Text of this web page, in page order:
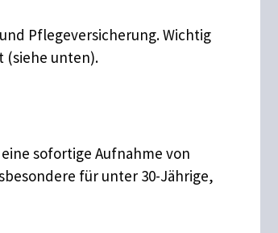
Pflegeversicherung. Wichtig
(siehe unten).
sofortige Aufnahme von
für unter 30-Jährige,